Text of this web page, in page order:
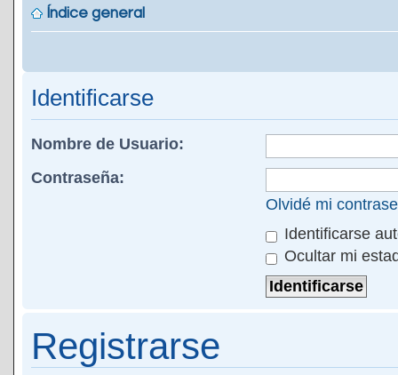
Índice general
Identificarse
Nombre de Usuario:
Contraseña:
Olvidé mi
Identificarse
Ocultar mi
Registrarse